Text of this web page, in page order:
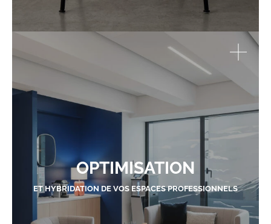
OPTIMISATION
ET HYBRIDATION DE VOS ESPACES PROFESSIONNELS